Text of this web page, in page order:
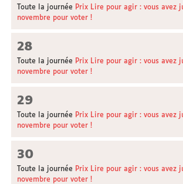
Toute la journée Prix Lire pour agir : vous avez
novembre pour voter !
28
Toute la journée Prix Lire pour agir : vous avez
novembre pour voter !
29
Toute la journée Prix Lire pour agir : vous avez
novembre pour voter !
30
Toute la journée Prix Lire pour agir : vous avez
novembre pour voter !